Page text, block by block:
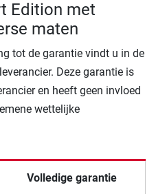
Edition met
maten
tot de garantie vindt u in de
Deze garantie is
en heeft geen invloed
wettelijke
Volledige garantie